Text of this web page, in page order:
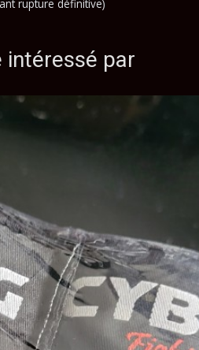
rupture définitive)
intéressé par